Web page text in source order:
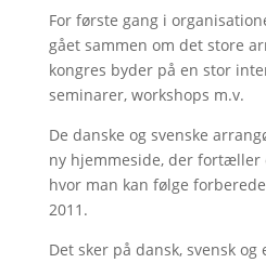
For første gang i
gået sammen om det store
kongres byder på en stor
seminarer, workshops m.v.
De danske og svenske
ny hjemmeside, der fortæller
hvor man kan følge
2011.
Det sker på dansk, svensk og